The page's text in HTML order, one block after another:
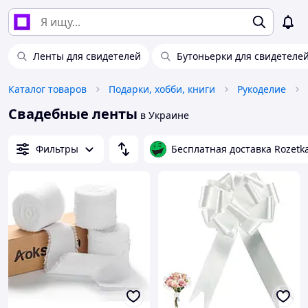
Ленты для свидетелей Бутоньерки для
Каталог товаров Подарки, хобби, книги Рукоделие
Свадебные ленты в Украине
Фильтры Бесплатная доставка